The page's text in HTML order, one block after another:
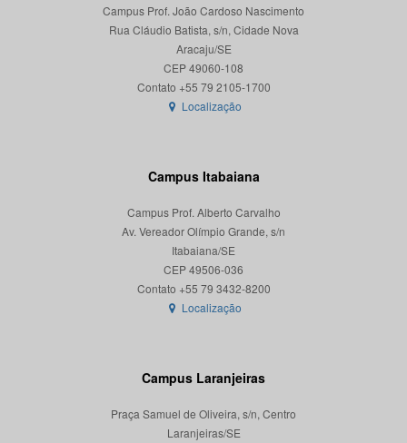
Campus Prof. João Cardoso Nascimento
Rua Cláudio Batista, s/n, Cidade Nova
Aracaju/SE
CEP 49060-108
Localização
Campus Itabaiana
Campus Prof. Alberto Carvalho
Av. Vereador Olímpio Grande, s/n
Itabaiana/SE
CEP 49506-036
Localização
Campus Laranjeiras
Praça Samuel de Oliveira, s/n, Centro
Laranjeiras/SE